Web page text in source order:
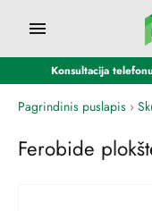
Konsultacija
Pagrindinis puslapis ›
Ferobide